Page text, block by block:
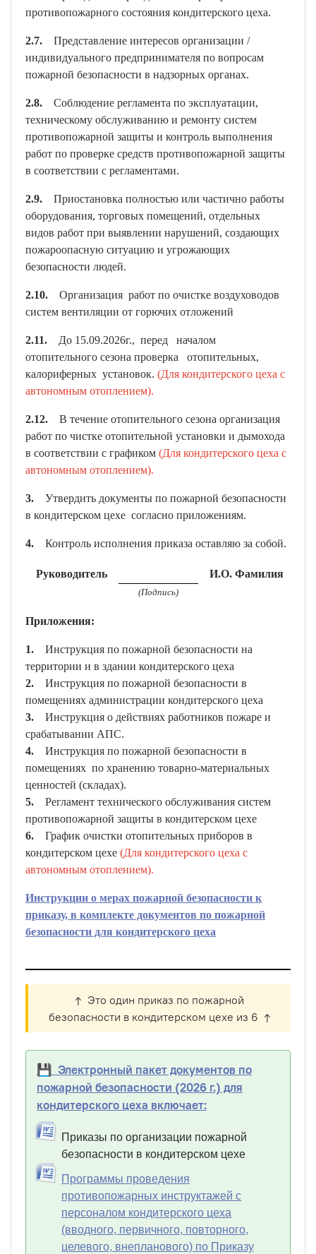
противопожарного состояния кондитерского цеха.
2.7. Представление интересов организации /
индивидуального предпринимателя по вопросам
пожарной безопасности в надзорных органах.
2.8. Соблюдение регламента по эксплуатации,
техническому обслуживанию и ремонту систем
противопожарной защиты и контроль выполнения
работ по проверке средств противопожарной защиты
в соответствии с регламентами.
2.9. Приостановка полностью или частично работы
оборудования, торговых помещений, отдельных
видов работ при выявлении нарушений, создающих
пожароопасную ситуацию и угрожающих
безопасности людей.
2.10. Организация работ по очистке воздуховодов
систем вентиляции от горючих отложений
2.11. До 15.09.2026г., перед началом
отопительного сезона проверка отопительных,
калориферных установок. (Для кондитерского цеха с
автономным отоплением).
2.12. В течение отопительного сезона организация
работ по чистке отопительной установки и дымохода
в соответствии с графиком (Для кондитерского цеха с
автономным отоплением).
3. Утвердить документы по пожарной безопасности
в кондитерском цехе согласно приложениям.
4. Контроль исполнения приказа оставляю за собой.
Руководитель И.О. Фамилия
(Подпись)
Приложения:
1. Инструкция по пожарной безопасности на
территории и в здании кондитерского цеха
2. Инструкция по пожарной безопасности в
помещениях администрации кондитерского цеха
3. Инструкция о действиях работников пожаре и
срабатывании АПС.
4. Инструкция по пожарной безопасности в
помещениях по хранению товарно-материальных
ценностей (складах).
5. Регламент технического обслуживания систем
противопожарной защиты в кондитерском цехе
6. График очистки отопительных приборов в
кондитерском цехе (Для кондитерского цеха с
автономным отоплением).
Инструкции о мерах пожарной безопасности к
приказу, в комплекте документов по пожарной
безопасности для кондитерского цеха
↑ Это один приказ по пожарной
безопасности в кондитерском цехе из 6 ↑
💾 Электронный пакет документов по
пожарной безопасности (2026 г.) для
кондитерского цеха включает:
Приказы по организации пожарной
безопасности в кондитерском цехе
Программы проведения
противопожарных инструктажей с
персоналом кондитерского цеха
(вводного, первичного, повторного,
целевого, внепланового) по Приказу